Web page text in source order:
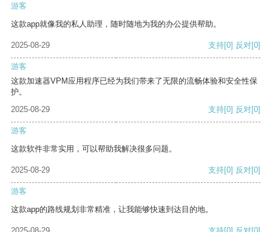
游客
这款app就像我的私人助理，随时随地为我的办公提供帮助。
2025-08-29 支持[0] 反对[0]
游客
这款加速器VPM应用程序已经为我们带来了无限的流畅体验和安全性保
护。
2025-08-29
支持[0] 反对[0]
游客
这款软件非常实用，可以帮助我解决很多问题。
2025-08-29 支持[0] 反对[0]
游客
这款app的路线规划非常精准，让我能够快速到达目的地。